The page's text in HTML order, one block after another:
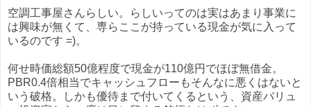
空調工事屋さんらしい。らしいってのは実はあまり事業に
は興味が無くて、専らここが持っている現金が気に入って
いるのです =)。
何せ時価総額50億程度で現金が110億円でほぼ無借金。
PBR0.4倍相当でキャッシュフローもそんなに悪くはないと
いう破格。しかも優待まで付いてくるという、資産バリュ